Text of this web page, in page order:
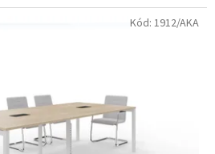
Kód: 1912/AKA